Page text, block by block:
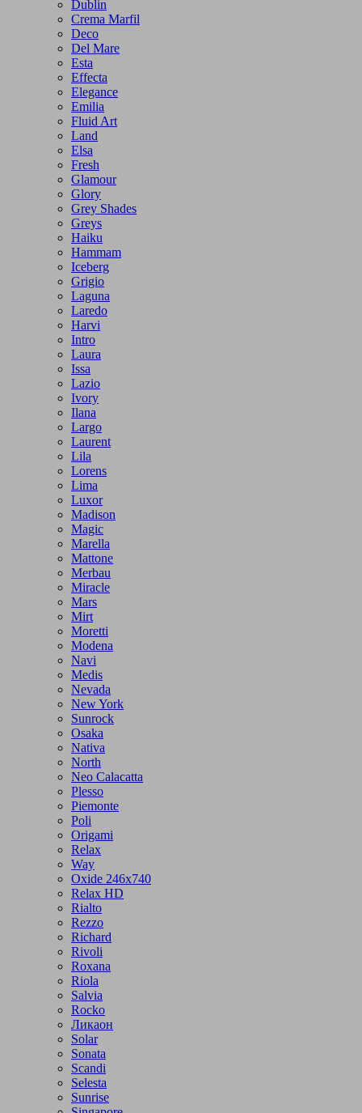
Dublin
Crema Marfil
Deco
Del Mare
Esta
Effecta
Elegance
Emilia
Fluid Art
Land
Elsa
Fresh
Glamour
Glory
Grey Shades
Greys
Haiku
Hammam
Iceberg
Grigio
Laguna
Laredo
Harvi
Intro
Laura
Issa
Lazio
Ivory
Ilana
Largo
Laurent
Lila
Lorens
Lima
Luxor
Madison
Magic
Marella
Mattone
Merbau
Miracle
Mars
Mirt
Moretti
Modena
Navi
Medis
Nevada
New York
Sunrock
Osaka
Nativa
North
Neo Calacatta
Plesso
Piemonte
Poli
Origami
Relax
Way
Oxide 246x740
Relax HD
Rialto
Rezzo
Richard
Rivoli
Roxana
Riola
Salvia
Rocko
Ликаон
Solar
Sonata
Scandi
Selesta
Sunrise